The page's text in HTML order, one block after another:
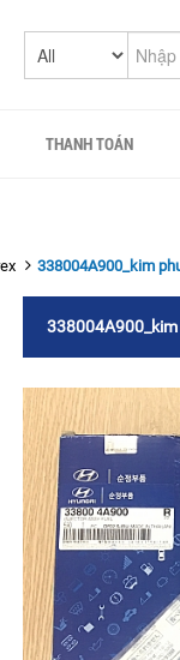
THANH TOÁN
338004A900_kim